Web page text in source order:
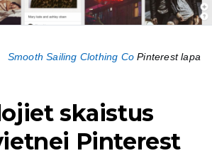
Smooth Sailing Clothing Co Pinterest lapa
skaistus
Pinterest